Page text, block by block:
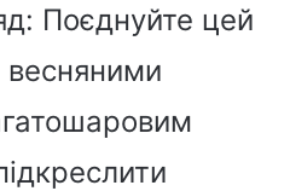
Поєднуйте цей
весняними